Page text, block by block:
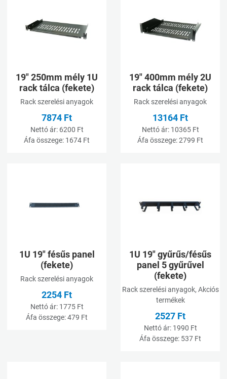
Összehasonlításhoz adom
19" 250mm mély 1U
rack tálca (fekete)
Rack szerelési anyagok
7874 Ft
Nettó ár: 6200 Ft
Áfa összege: 1674 Ft
19" 400mm mély 2U
rack tálca (fekete)
Rack szerelési anyagok
13164 Ft
Nettó ár: 10365 Ft
Áfa összege:2799 Ft
Összehasonlításhoz adom
1U 19" fésűs panel
(fekete)
Rack szerelési anyagok
2254 Ft
Nettó ár: 1775 Ft
Áfa összege:479 Ft
1U 19" gyűrűs/fésűs
panel 5 gyűrűvel
(fekete)
Rack szerelési anyagok, Akciós
termékek
2527 Ft
Nettó ár: 1990 Ft
Áfa összege: 537 Ft